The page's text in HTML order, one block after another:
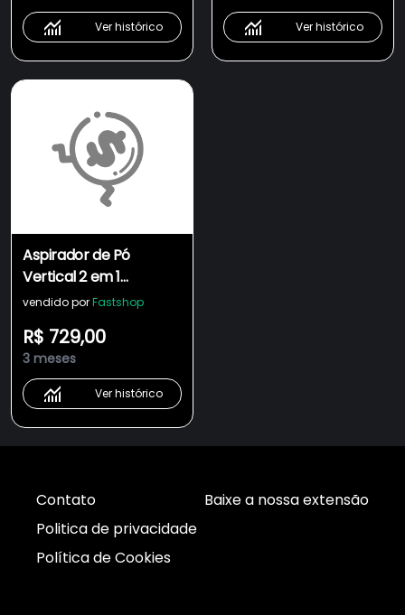
Ver histórico Ver histórico
Aspirador de Pó
Vertical 2 em 1
Electrolux Ergorapido
Litros Filtro - ERG24C
vendido porFastshop
R$ 729,00
3 meses
Ver histórico
Contato
Politica de privacidade
Política de Cookies
Baixe a nossa extensão